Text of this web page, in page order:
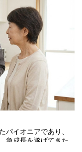
/日程度。
対応あり。
（平均60%以上）
ラス！
対応となるため、効
度
社後6ヶ月ほどでイン
です！
つき、長く活かせる
ため、未経験からで
パイオニアであり、
急成長を遂げてきた